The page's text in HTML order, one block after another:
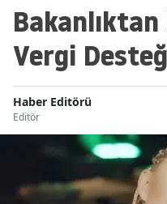
Vergi
Haber Editörü
Editör